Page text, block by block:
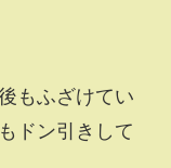
もふざけてい
ドン引きして